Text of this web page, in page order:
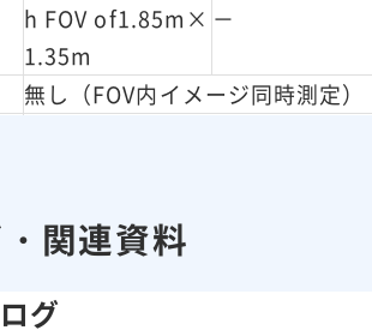
h FOV of1.85m×
1.35m
－
無し（FOV内イメージ同時測定）
関連資料
グ